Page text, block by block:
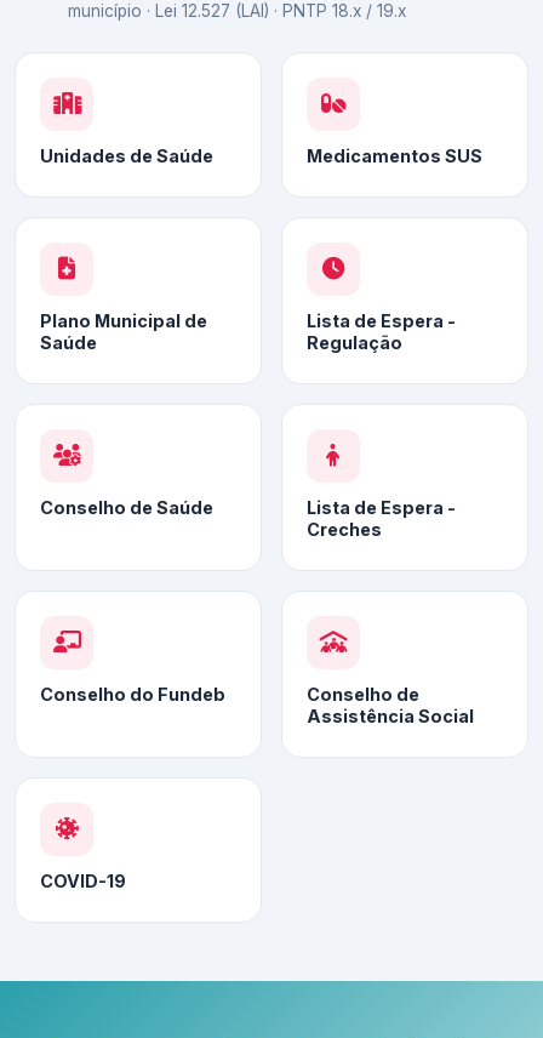
município · Lei 12.527 (LAI) · PNTP 18.x / 19.x
Unidades de Saúde Medicamentos SUS
Plano Municipal de
Saúde
Lista de Espera -
Regulação
Conselho de Saúde
Lista de Espera -
Creches
Conselho do Fundeb
Conselho de
Assistência Social
COVID-19